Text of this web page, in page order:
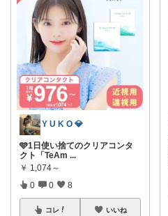
Y U K O 💎
🩵1日使い捨てのクリアコンタ
クト「TeAm ...
￥ 1,074～
0 0 8
コレ いいね